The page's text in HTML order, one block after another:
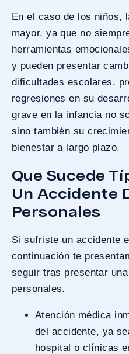
En el caso de los niños,
mayor, ya que no
herramientas
y pueden presentar
dificultades escolares,
regresiones en su
grave en la infancia no
sino también su
bienestar a largo plazo.
Que Sucede
Un Accidente
Personales
Si sufriste un accidente
continuación te
seguir tras presentar
personales.
Atención médica inmediata y documentación
del accidente, ya
hospital o clínicas